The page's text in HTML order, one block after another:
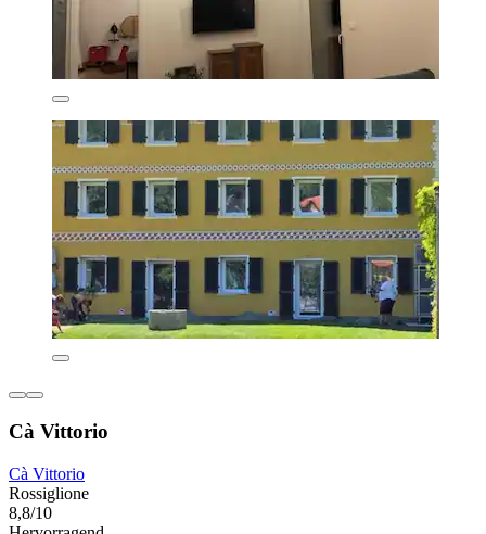
Cà Vittorio
Cà Vittorio
Rossiglione
8,8/10